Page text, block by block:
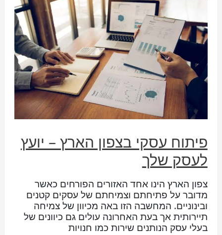
פיתוח עסקי בצפון הארץ – יועץ
לעסק שלך
צפון הארץ הינו אחד האזורים הפורחים כאשר
מדובר על פתיחתם וצמיחתם של עסקים קטנים
ובינוניים. המחשבה הזו באה מכיוון של צמיחה
תיירותית אך בעת האחרונה עולים גם כיוונים של
בעלי עסק הנותנים שירות כמו חנויות